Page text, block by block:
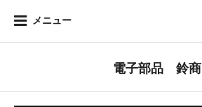
メニュー
電子部品 鈴商